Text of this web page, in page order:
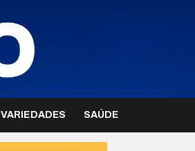
VARIEDADES SAÚDE